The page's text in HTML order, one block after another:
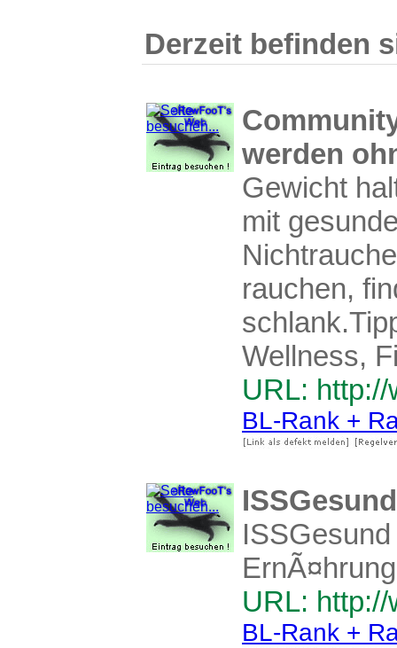
Derzeit befinden
werden
Gewicht
mit
rauchen,
Wellness,
URL:
BL-Rank +
URL:
BL-Rank +